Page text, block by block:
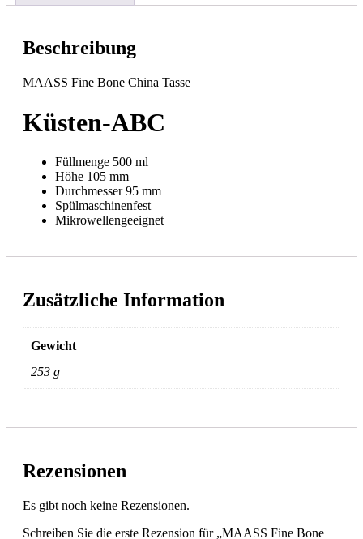
Beschreibung
MAASS Fine Bone China Tasse
Küsten-ABC
Füllmenge 500 ml
Höhe 105 mm
Durchmesser95 mm
Spülmaschinenfest
Mikrowellengeeignet
Zusätzliche Information
Gewicht
253 g
Rezensionen
Es gibt noch keine Rezensionen.
Schreiben Sie die erste Rezension für „MAASS Fine Bone